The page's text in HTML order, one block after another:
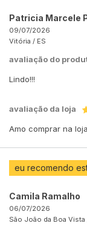
09/07/2026
Vitória / ES
avaliação do
Lindo!!!
avaliação da loja
Amo comprar na
eu recomendo
Camila Ramalho
06/07/2026
São João da Boa Vista